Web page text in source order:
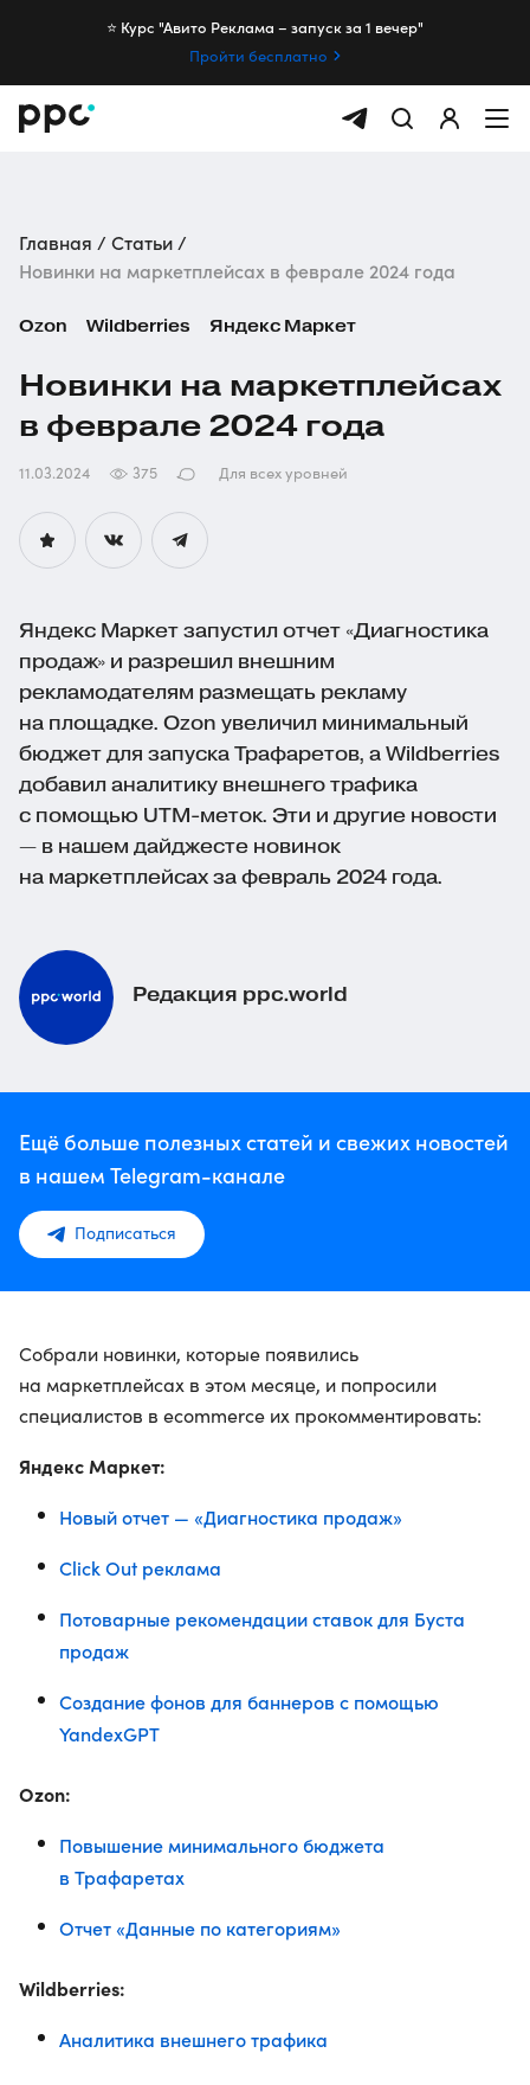
⭐️ Курс "Авито Реклама – запуск за 1 вечер"
Пройти бесплатно
Главная
Статьи
Новинки на маркетплейсах в феврале 2024 года
Ozon Wildberries Яндекс Маркет
Новинки на маркетплейсах
в феврале 2024 года
11.03.2024 375 Для всех уровней
Яндекс Маркет запустил отчет «Диагностика
продаж» и разрешил внешним
рекламодателям размещать рекламу
на площадке. Ozon увеличил минимальный
бюджет для запуска Трафаретов, а Wildberries
добавил аналитику внешнего трафика
с помощью UTM-меток. Эти и другие новости
— в нашем дайджесте новинок
на маркетплейсах за февраль 2024 года.
Редакция ppc.world
Ещё больше полезных статей и свежих новостей
в нашем Telegram-канале
Подписаться
Собрали новинки, которые появились
на маркетплейсах в этом месяце, и попросили
специалистов в ecommerce их прокомментировать:
Яндекс Маркет:
Новый отчет — «Диагностика продаж»
Click Out реклама
Потоварные рекомендации ставок для Буста
продаж
Создание фонов для баннеров с помощью
YandexGPT
Ozon:
Повышение минимального бюджета
в Трафаретах
Отчет «Данные по категориям»
Wildberries:
Аналитика внешнего трафика